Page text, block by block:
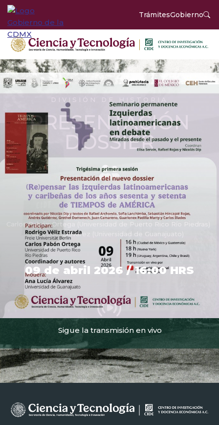
TrámitesGobierno
DIVISIÓN DE HISTORIA
PRESENTACIÓN
DOSSIER
COMENTAN:
Rodrigo Vélez Estrada (Freie Universität Berlin)
Carlos Pabón Ortega (Universidad de Puerto Rico Río Piedras)
Ana Lucía Álvarez (Universidad de Guanajuato)
09 de abril 2026 / 16:00 HRS
Sigue la transmisión en vivo